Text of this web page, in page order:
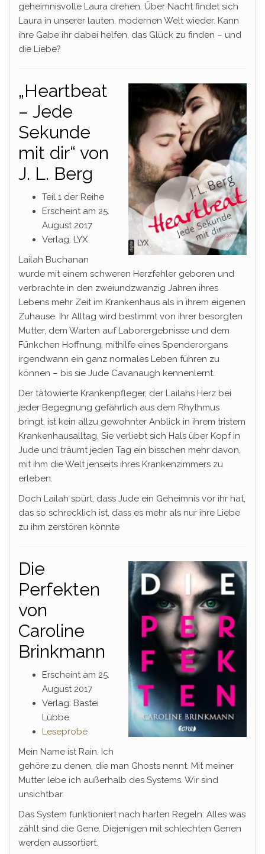
geheimnisvolle Laura drehen. Über Nacht findet sich
Laura in unserer lauten, modernen Welt wieder. Kann
ihre Gabe ihr dabei helfen, das Glück zu finden – und
die Liebe?
„Heartbeat
– Jede
Sekunde
mit dir“ von
J. L. Berg
Teil 1 der Reihe
Erscheint am 25.
August 2017
Verlag: LYX
Lailah Buchanan
wurde mit einem schweren Herzfehler geboren und
verbrachte in den zweiundzwanzig Jahren ihres
Lebens mehr Zeit im Krankenhaus als in ihrem eigenen
Zuhause. Ihr Alltag wird bestimmt von ihrer besorgten
Mutter, dem Warten auf Laborergebnisse und dem
Fünkchen Hoffnung, mithilfe eines Spenderorgans
irgendwann ein ganz normales Leben führen zu
können – bis sie Jude Cavanaugh kennenlernt.
Der tätowierte Krankenpfleger, der Lailahs Herz bei
jeder Begegnung gefährlich aus dem Rhythmus
bringt, ist kein allzu gewohnter Anblick in ihrem tristem
Krankenhausalltag. Sie verliebt sich Hals über Kopf in
Jude und träumt jeden Tag ein bisschen mehr davon,
mit ihm die Welt jenseits ihres Krankenzimmers zu
erleben.
Doch Lailah spürt, dass Jude ein Geheimnis vor ihr hat,
das so schrecklich ist, dass es mehr als nur ihre Liebe
zu ihm zerstören könnte
Die
Perfekten
von
Caroline
Brinkmann
Erscheint am 25.
August 2017
Verlag: Bastei
Lübbe
Leseprobe
Mein Name ist Rain. Ich
gehöre zu denen, die man Ghosts nennt. Mit meiner
Mutter lebe ich außerhalb des Systems. Wir sind
unsichtbar.
Das System funktioniert nach harten Regeln: Alles was
zählt sind die Gene. Diejenigen mit schlechten Genen
werden aussortiert.